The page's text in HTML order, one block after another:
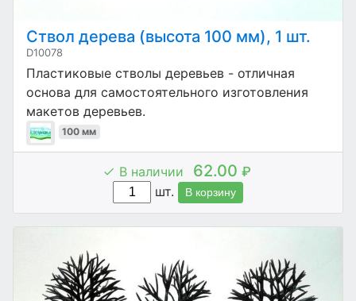
Ствол дерева (высота 100 мм), 1 шт.
D10078
Пластиковые стволы деревьев - отличная
основа для самостоятельного изготовления
макетов деревьев.
100 мм
В наличии 62.00 ₽
шт.
В корзину